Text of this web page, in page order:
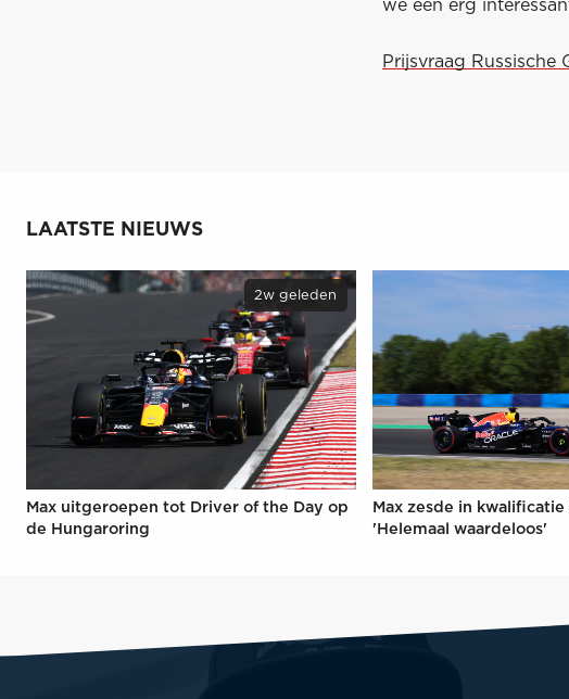
we een erg
Prijsvraag Russische
LAATSTE NIEUWS
2w geleden
Max uitgeroepen tot Driver of the Day op
de Hungaroring
Max zesde in
'Helemaal waardeloos'